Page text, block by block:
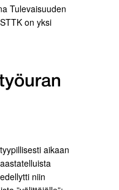
Tulevaisuuden
on yksi
aikaan
niin